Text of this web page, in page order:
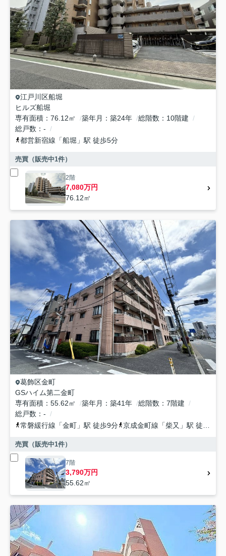
江戸川区船堀
ヒルズ船堀
専有面積
76.12㎡ 築年月 築24年 総階数
10階建
総戸数
-
都営新宿線 「船堀 」駅 徒歩5分
売買（販売中1件）
2階
7,080万円
76.12㎡
葛飾区金町
GSハイム第二金町
専有面積
55.62㎡ 築年月 築41年 総階数
7階建
総戸数
-
常磐緩行線 「金町 」駅 徒歩9分 京成金町線 「柴又 」駅 徒歩19分
売買（販売中1件）
7階
3,790万円
55.62㎡